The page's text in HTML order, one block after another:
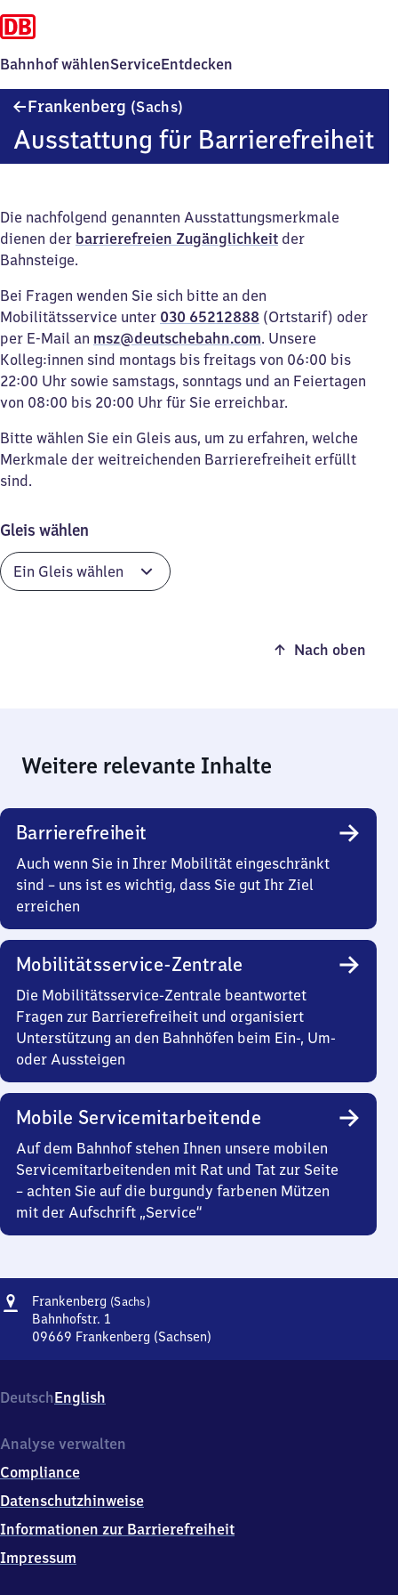
Bahnhof wählenServiceEntdecken
Frankenberg (Sachs)
Ausstattung für Barrierefreiheit
Die nachfolgend genannten Ausstattungsmerkmale
dienen der barrierefreien Zugänglichkeit der
Bahnsteige.
Bei Fragen wenden Sie sich bitte an den
Mobilitätsservice unter 030 65212888 (Ortstarif) oder
per E-Mail an msz@deutschebahn.com. Unsere
Kolleg:innen sind montags bis freitags von 06:00 bis
22:00 Uhr sowie samstags, sonntags und an Feiertagen
von 08:00 bis 20:00 Uhr für Sie erreichbar.
Bitte wählen Sie ein Gleis aus, um zu erfahren, welche
Merkmale der weitreichenden Barrierefreiheit erfüllt
sind.
Gleis wählen
Nach oben
Weitere relevante Inhalte
Barrierefreiheit
Auch wenn Sie in Ihrer Mobilität eingeschränkt
sind – uns ist es wichtig, dass Sie gut Ihr Ziel
erreichen
Mobilitätsservice-Zentrale
Die Mobilitätsservice-Zentrale beantwortet
Fragen zur Barrierefreiheit und organisiert
Unterstützung an den Bahnhöfen beim Ein-, Um-
oder Aussteigen
Mobile Servicemitarbeitende
Auf dem Bahnhof stehen Ihnen unsere mobilen
Servicemitarbeitenden mit Rat und Tat zur Seite
– achten Sie auf die burgundy farbenen Mützen
mit der Aufschrift „Service“
Adresse
Frankenberg (Sachs)Frankenberg
Bahnhofstr. 1
09669 Frankenberg (Sachsen)
Bahnhofstr.
1,
9
6
9
(Sachsen)
DeutschEnglish
Analyse verwalten
Compliance
Datenschutzhinweise
Informationen zur Barrierefreiheit
Impressum